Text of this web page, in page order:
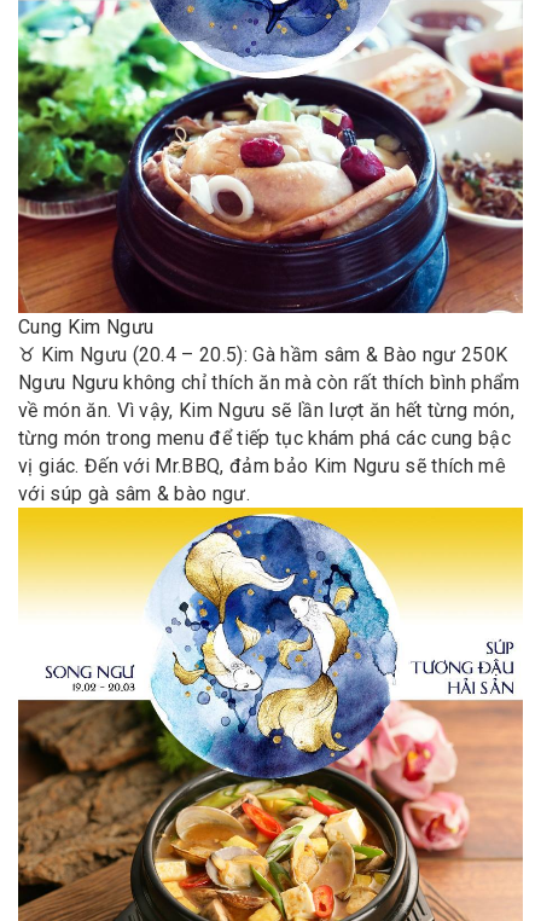
Cung Kim Ngưu
♉️ Kim Ngưu (20.4 – 20.5): Gà hầm sâm & Bào ngư 250K
Ngưu Ngưu không chỉ thích ăn mà còn rất thích bình phẩm
về món ăn. Vì vậy, Kim Ngưu sẽ lần lượt ăn hết từng món,
từng món trong menu để tiếp tục khám phá các cung bậc
vị giác. Đến với Mr.BBQ, đảm bảo Kim Ngưu sẽ thích mê
với súp gà sâm & bào ngư.